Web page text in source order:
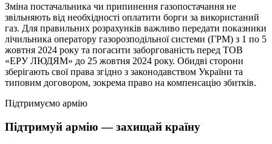
Зміна постачальника чи припинення газопостачання не
звільняють від необхідності оплатити борги за використаний
газ. Для правильних розрахунків важливо передати показники
лічильника оператору газорозподільної системи (ГРМ) з 1 по 5
жовтня 2024 року та погасити заборгованість перед ТОВ
«ЕРУ ЛЮДЯМ» до 25 жовтня 2024 року. Обидві сторони
зберігають свої права згідно з законодавством України та
типовим договором, зокрема право на компенсацію збитків.
Підтримуємо армію
Підтримуй армію — захищай країну